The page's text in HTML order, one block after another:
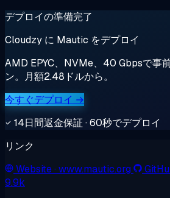
デプロイの準備完了
Cloudzy に Mautic をデプロイ
AMD EPYC、NVMe、40 Gbpsで事
ン。月額2.48ドルから。
今すぐデプロイ →
14日間返金保証 · 60秒でデプロイ
リンク
Website· www.mautic.org
9.9k